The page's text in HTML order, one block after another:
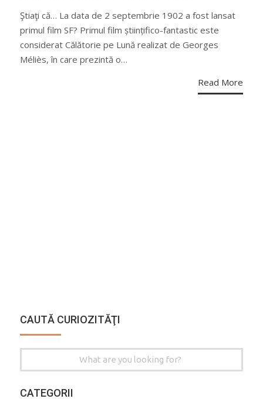
Ştiaţi că… La data de 2 septembrie 1902 a fost lansat
primul film SF? Primul film științifico-fantastic este
considerat Călătorie pe Lună realizat de Georges
Méliès, în care prezintă o…
Read More
CAUTĂ CURIOZITĂŢI
for:
CATEGORII